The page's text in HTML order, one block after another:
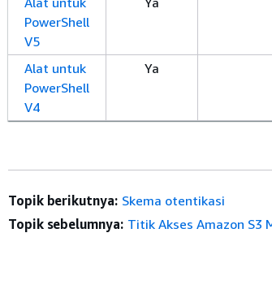
PowerShell
V5
Alat untuk
PowerShell
V4
Ya
Topik berikutnya: Skema otentikasi
Topik sebelumnya: Titik Akses Amazon S3